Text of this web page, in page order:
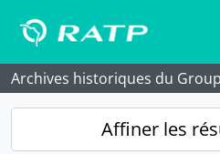
Archives historiques du
Affiner les